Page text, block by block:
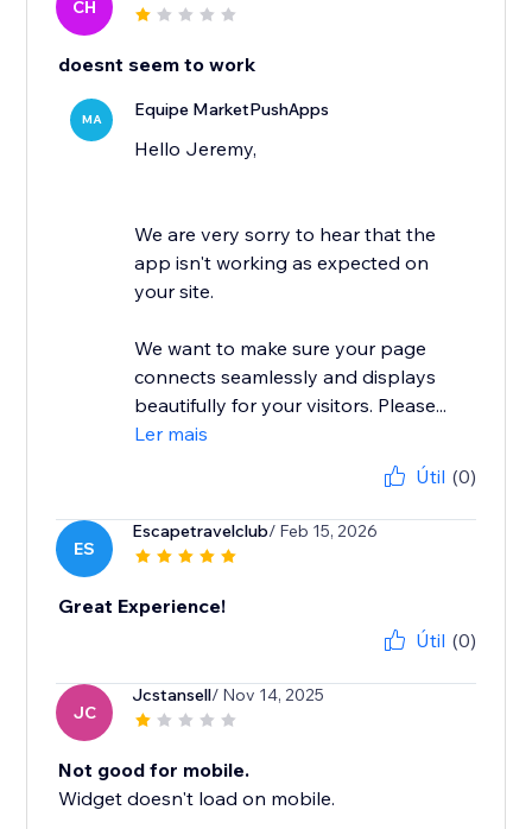
CH
doesnt seem to work
MA Equipe MarketPushApps
Hello Jeremy,
We are very sorry to hear that the
app isn't working as expected on
your site.
We want to make sure your page
connects seamlessly and displays
beautifully for your visitors. Please...
Ler mais
Útil (0)
ES
Escapetravelclub/ Feb 15, 2026
Great Experience!
Útil (0)
JC
Jcstansell/ Nov 14, 2025
Not good for mobile.
Widget doesn't load on mobile.